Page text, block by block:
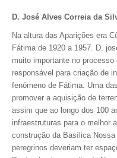
D. José Alves Correia da
Na altura das Aparições era
Fátima de 1920 a 1957. D.
muito importante no
responsável para criação de
fenómeno de Fátima. Uma
promover a aquisição de
assim que ao longo dos 100
infraestruturas para o melhor
construção da Basílica
peregrinos deveriam ter